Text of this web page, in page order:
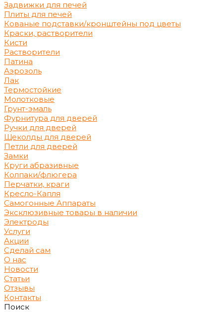
Задвижки для печей
Плиты для печей
Кованые подставки/кронштейны под цветы
Краски, растворители
Кисти
Растворители
Патина
Аэрозоль
Лак
Термостойкие
Молотковые
Грунт-эмаль
Фурнитура для дверей
Ручки для дверей
Щеколды для дверей
Петли для дверей
Замки
Круги абразивные
Колпаки/флюгера
Перчатки, краги
Кресло-Капля
Самогонные Аппараты
Эксклюзивные товары в наличии
Электроды
Услуги
Акции
Сделай сам
О нас
Новости
Статьи
Отзывы
Контакты
Поиск